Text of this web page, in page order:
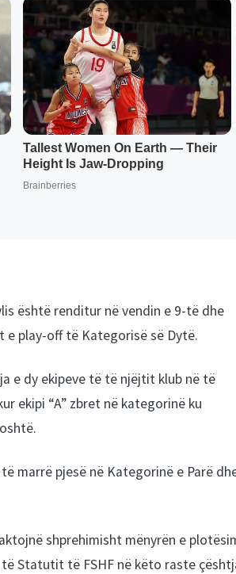
është renditur në vendin e 9-të dhe
e play-off të Kategorisë së Dytë.
e dy ekipeve të të njëjtit klub në të
ekipi “A” zbret në kategorinë ku
marrë pjesë në Kategorinë e Parë
shprehimisht mënyrën e
Statutit të FSHF në këto raste